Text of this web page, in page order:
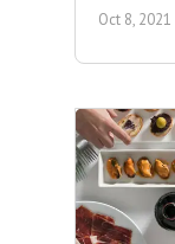
Oct 8, 2021